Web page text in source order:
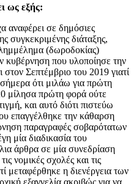
ως εξής:
αναφέρει σε δημόσιες
συγκεκριμένης διάταξης,
(δωροδοκίας)
κυβέρνηση που υλοποίησε την
Σεπτέμβριο του 2019 γιατί
ότι μιλάω για πρώτη
μίλησα πρώτη φορά ούτε
και αυτό διότι πιστεύω
επαγγέλθηκε την κάθαρση
παραγραφές σοβαρότατων
μία διαδικασία του
άρθρα σε μία συνεδρίαση
νομικές σχολές και τις
μεταφέρθηκε η διενέργεια των